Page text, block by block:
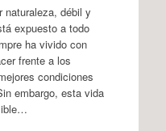
naturaleza, débil y
expuesto a todo
ha vivido con
frente a los
condiciones
embargo, esta vida